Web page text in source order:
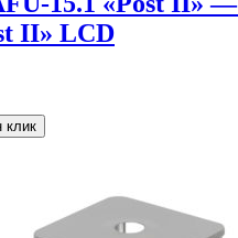
II» LCD
клик